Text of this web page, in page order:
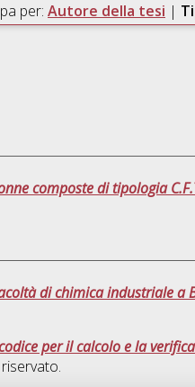
per: Autore della tesi |
composte di tipologia
di chimica industriale a
per il calcolo e la